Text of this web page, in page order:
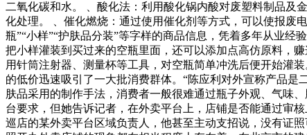
二氧化碳和水。 、酸化法：利用酸化锅内酸对废塑料制品及
化处理。 、催化燃烧：通过使用催化剂等方式，可以使报废
瓶”“小样”“护肤品分装”等字样的商品信息，凭着多年从业
把小样灌装到买过来的空瓶里面，还可以添加点高仿原料，
用针筒注射器、测量杯等工具，对空瓶简单冲洗后便开始灌
的低价迅速吸引了一大批消费群体。“陈应利对外宣称产品
肤品采用的制作手法，消费者一般很难通过瓶子外观、气味
台要求，但她告诉记者，在外卖平台上，店铺是否能通过审
巡店的某外卖平台区域负责人，他甚至主动支招说，没有证